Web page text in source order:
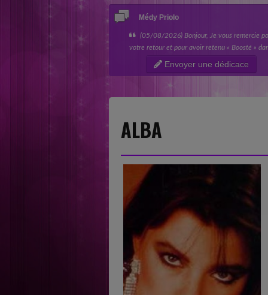
Amari Jaxx
(05/08/2026) Bonjour Jacky, Thank you
much for your support and for your promise to
“A Better Place.” I really appreciate you taking
time to listen to my music...
Envoyer une dédicace
ALBA